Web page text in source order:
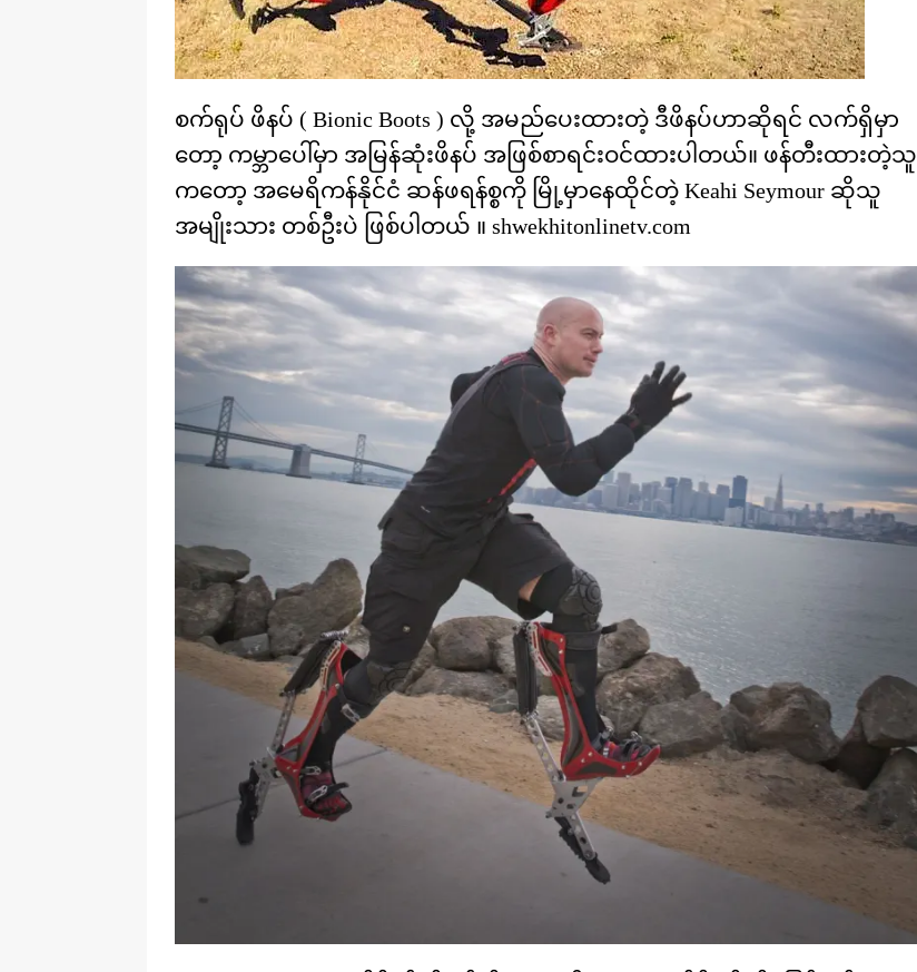
စက်ရုပ် ဖိနပ် ( Bionic Boots ) လို့ အမည်ပေးထားတဲ့ ဒီဖိနပ်ဟာဆိုရင် လက်ရှိမှာ
တော့ ကမ္ဘာပေါ်မှာ အမြန်ဆုံးဖိနပ် အဖြစ်စာရင်းဝင်ထားပါတယ်။ ဖန်တီးထားတဲ့သူ
ကတော့ အမေရိကန်နိုင်ငံ ဆန်ဖရန်စ္စကို မြို့မှာနေထိုင်တဲ့ Keahi Seymour ဆိုသူ
အမျိုးသား တစ်ဦးပဲ ဖြစ်ပါတယ် ။ shwekhitonlinetv.com